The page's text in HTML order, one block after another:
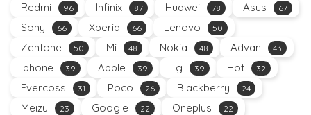
Redmi 96 Infinix 87 Huawei 78 Asus 67
Sony 66 Xperia 66 Lenovo 50
Zenfone 50 Mi 48 Nokia 48 Advan 43
Iphone 39 Apple 39 Lg 39 Hot 32
Evercoss 31 Poco 26 Blackberry 24
Meizu 23 Google 22 Oneplus 22